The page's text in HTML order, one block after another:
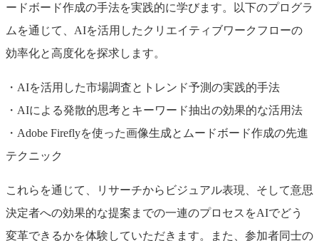
ードボード作成の手法を実践的に学びます。以下のプログラ
ムを通じて、AIを活用したクリエイティブワークフローの
効率化と高度化を探求します。
・AIを活用した市場調査とトレンド予測の実践的手法
・AIによる発散的思考とキーワード抽出の効果的な活用法
・Adobe Fireflyを使った画像生成とムードボード作成の先進
テクニック
これらを通じて、リサーチからビジュアル表現、そして意思
決定者への効果的な提案までの一連のプロセスをAIでどう
変革できるかを体験していただきます。また、参加者同士の